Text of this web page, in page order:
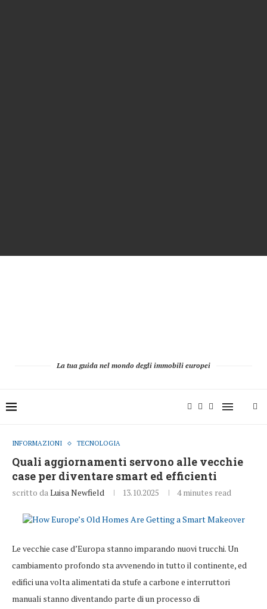
La tua guida nel mondo degli immobili europei
INFORMAZIONI TECNOLOGIA
Quali aggiornamenti servono alle vecchie
case per diventare smart ed efficienti
scritto daLuisa Newfield 13.10.2025 4 minutes read
Le vecchie case d’Europa stanno imparando nuovi trucchi. Un
cambiamento profondo sta avvenendo in tutto il continente, ed
edifici una volta alimentati da stufe a carbone e interruttori
manuali stanno diventando parte di un processo di